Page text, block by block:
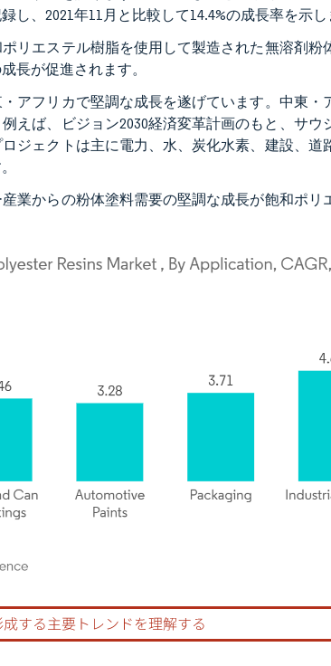
し、2021年11月と比較して14.4%の成長率を示し
リエステル樹脂を使用して製造された無溶剤粉
長が促進されます。
アフリカで堅調な成長を遂げています。中東
えば、ビジョン2030経済変革計画のもと、サ
ジェクトは主に電力、水、炭化水素、建設、
業からの粉体塗料需要の堅調な成長が飽和ポ
表示が必要です。